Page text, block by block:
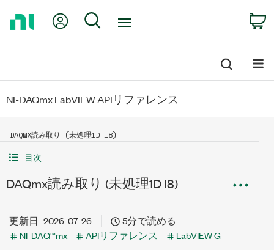
My Account
Search
NI-DAQmx LabVIEW APIリファレンス
DAQMX読み取り (未処理1D I8)
目次
DAQmx読み取り (未処理1D I8)
更新日 2026-07-26
5分で読める
NI-DAQ™mx
APIリファレンス LabVIEW G